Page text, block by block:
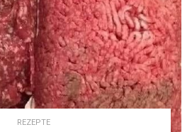
REZEPTE